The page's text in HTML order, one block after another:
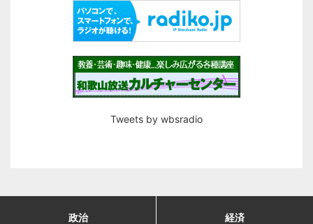
Tweets by wbsradio
政治 経済